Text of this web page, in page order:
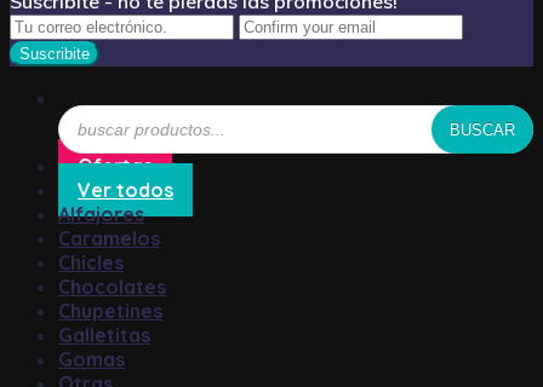
Búsqueda
de
productos
BUSCAR
Ofertas
Ver todos
Alfajores
Caramelos
Chicles
Chocolates
Chupetines
Galletitas
Gomas